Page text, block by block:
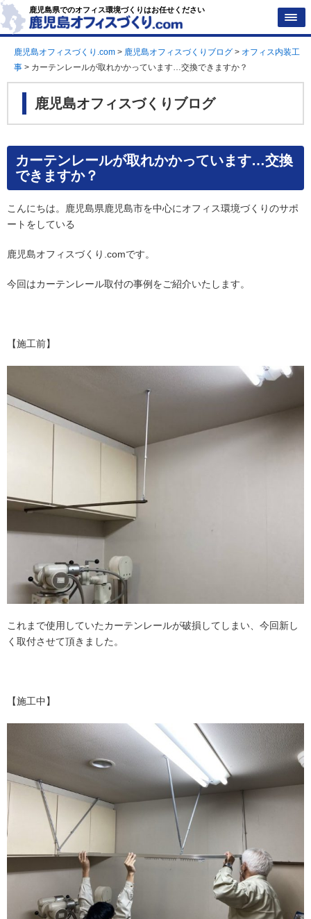
鹿児島県でのオフィス環境づくりはお任せください
鹿児島オフィスづくり.com > 鹿児島オフィスづくりブログ > オフィス内装工
事 > カーテンレールが取れかかっています…交換できますか？
鹿児島オフィスづくりブログ
カーテンレールが取れかかっています…交換
できますか？
こんにちは。鹿児島県鹿児島市を中心にオフィス環境づくりのサポ
ートをしている
鹿児島オフィスづくり .comです。
今回はカーテンレール取付の事例をご紹介いたします。
【施工前】
これまで使用していたカーテンレールが破損してしまい、今回新し
く取付させて頂きました。
【施工中】